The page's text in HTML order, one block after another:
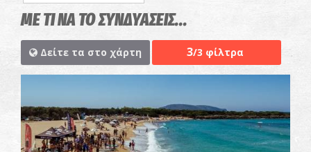
ΜΕ ΤΙ ΝΑ ΤΟ ΣΥΝΔΥΑΣΕΙΣ...
Δείτε τα στο χάρτη 3/3 φίλτρα